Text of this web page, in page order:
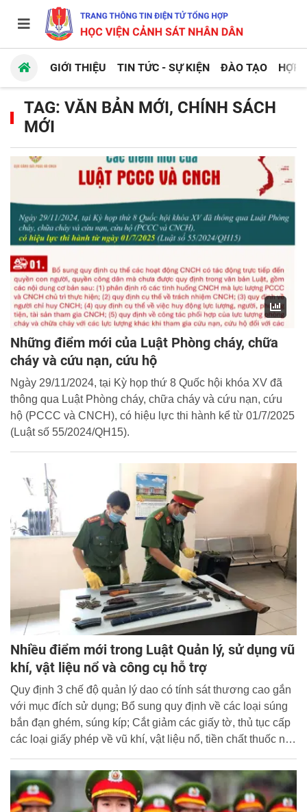
GIỚI THIỆU TIN TỨC - SỰ KIỆN ĐÀO TẠO HỢP
TAG: VĂN BẢN MỚI, CHÍNH SÁCH
MỚI
Những điểm mới của Luật Phòng cháy, chữa
cháy và cứu nạn, cứu hộ
Ngày 29/11/2024, tại Kỳ họp thứ 8 Quốc hội khóa XV đã
thông qua Luật Phòng cháy, chữa cháy và cứu nạn, cứu
hộ (PCCC và CNCH), có hiệu lực thi hành kể từ 01/7/2025
(Luật số 55/2024/QH15).
Nhiều điểm mới trong Luật Quản lý, sử dụng vũ
khí, vật liệu nổ và công cụ hỗ trợ
Quy định 3 chế độ quản lý dao có tính sát thương cao gắn
với mục đích sử dụng; Bổ sung quy định về các loại súng
bắn đạn ghém, súng kíp; Cắt giảm các giấy tờ, thủ tục cấp
các loại giấy phép về vũ khí, vật liệu nổ, tiền chất thuốc nổ,
định tại Luật Quản lý, sử dụng vũ khí, vật liệu nổ và công
cụ hỗ trợ năm 2024, có hiệu lực thi hành từ ngày
01/01/2025.